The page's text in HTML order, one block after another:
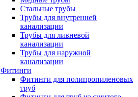
Стальные трубы
Трубы для внутренней
канализации
Трубы для ливневой
канализации
Трубы для наружной
канализации
Фитинги
Фитинги для полипропиленовых
труб